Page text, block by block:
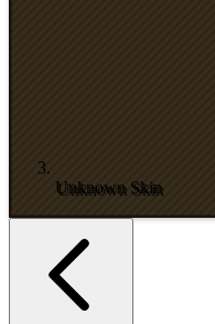
Unknown Skin